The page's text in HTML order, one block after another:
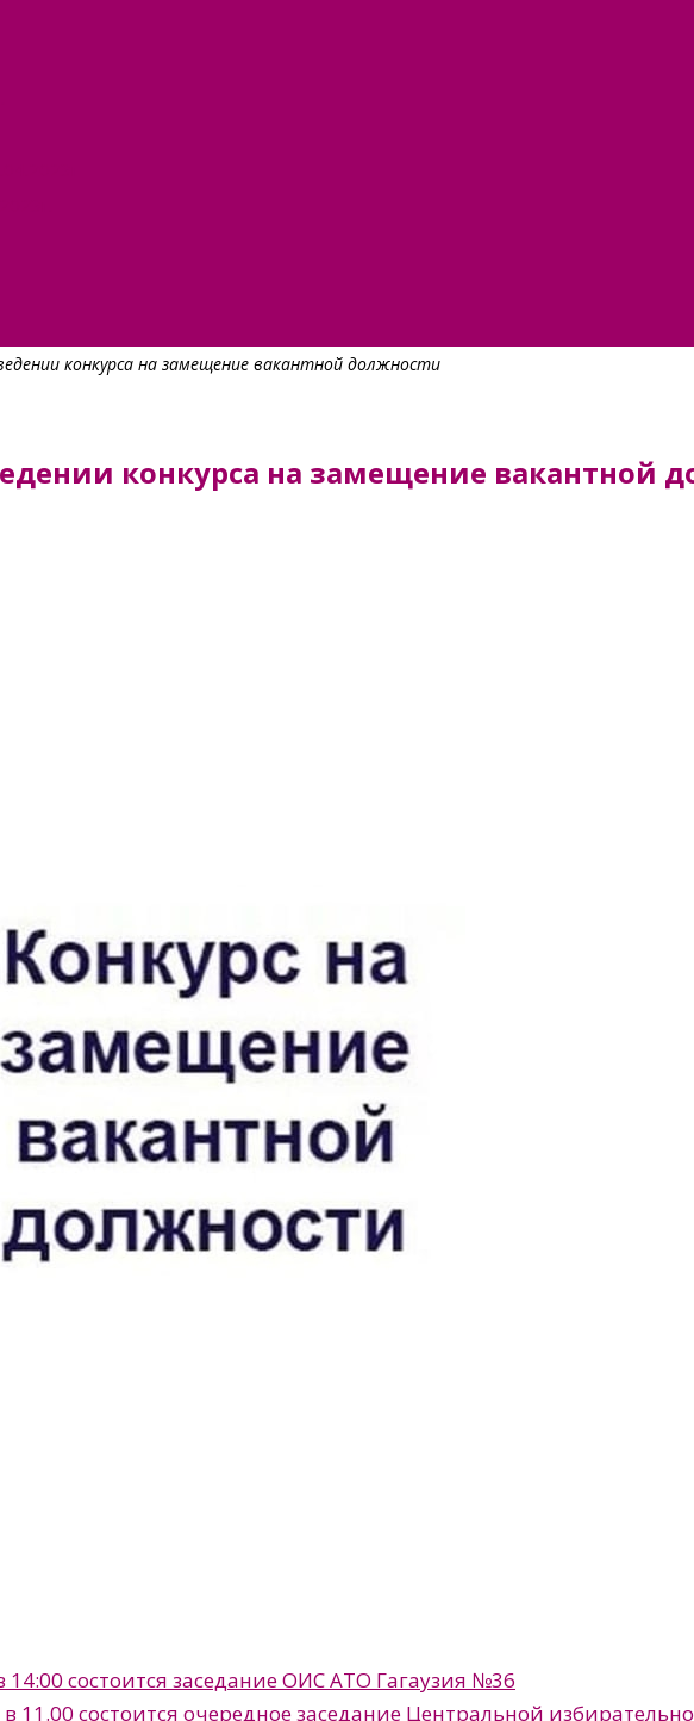
конкурса на замещение вакантной должности
конкурса на замещение вакантной
14:00 состоится заседание ОИС АТО Гагаузия №36
в 11.00 состоится очередное заседание Центральной